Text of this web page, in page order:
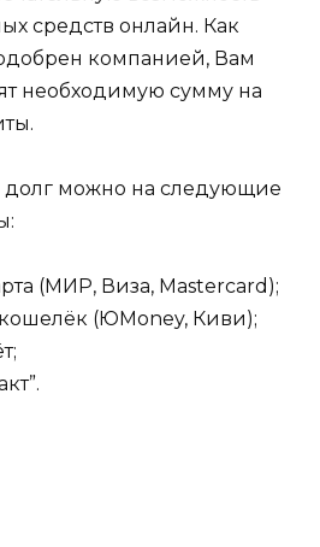
средств онлайн. Как
компанией, Вам
необходимую сумму на
долг можно на следующие
(МИР, Виза, Mastercard);
(ЮMoney, Киви);